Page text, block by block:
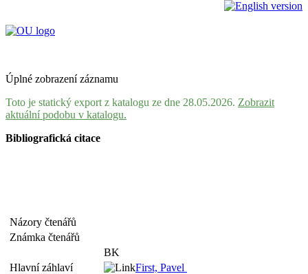
Úplné zobrazení záznamu
Toto je statický export z katalogu ze dne 28.05.2026. Zobrazit
aktuální podobu v katalogu.
Bibliografická citace
Názory čtenářů
Známka čtenářů
BK
Hlavní záhlaví
First, Pavel